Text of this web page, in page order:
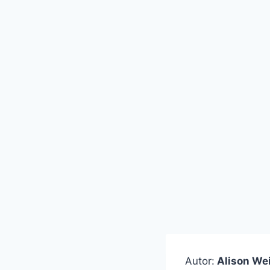
Autor: Alison